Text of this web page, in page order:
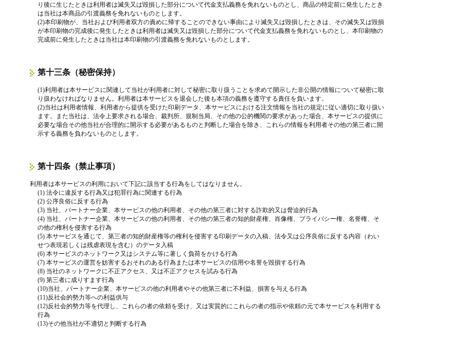
り後に生じたときは利用者は滅失又は毀損した部分について代金支払義務を免れないものとし、商品の特定前に発生したとき
は当社は本商品の引渡義務を免れないものとします。
(2)本印刷物が、当社および利用者双方の責めに帰することのできない事由により滅失又は毀損したときは、その滅失又は毀損
が本印刷物の完成後に発生したときは利用者は滅失又は毀損した部分について代金支払義務を免れないものとし、本印刷物の
完成前に発生したときは当社は本印刷物の引渡義務を免れないものとします。
第十三条（秘密保持）
(1)利用者は本サービスに関連して当社が利用者に対して秘密に取り扱うことを求めて開示した非公開の情報について秘密に取
り扱わなければなりません。利用者は本サービスを退会した後も本項の義務を遵守する責任を負います。
(2)当社は利用者情報、利用者から提供を受けた印刷データ、本サービスにおける注文情報を当社の規定に従い適切に取り扱い
ます。また当社は、法令上要求される場合、裁判所、規制当局、その他の公的機関の要求があった場合、本サービスの提供に
必要な場合その他当社が合理的に開示する必要があるものと判断した場合を除き、これらの情報を利用者その他の第三者に開
示する義務を負わないものとします。
第十四条（禁止事項）
利用者は本サービスの利用において下記に該当する行為をしてはなりません。
(1) 法令に違反する行為又は犯罪行為に関連する行為
(2) 公序良俗に反する行為
(3) 当社、パートナー企業、本サービスの他の利用者、その他の第三者に対する詐欺的又は脅迫的行為
(4) 当社、パートナー企業、本サービスの他の利用者、その他の第三者の知的財産権、肖像権、プライバシー権、名誉権、そ
の他の権利を侵害する行為
(5) 本サービスを通じて、第三者の知的財産権等の権利を侵害する印刷データの入稿、法令又は公序良俗に反する内容（わい
せつ表現若しくは残虐表現を含む）のデータ入稿
(6) 本サービスのネットワーク又はシステム等に著しく負荷をかける行為
(7) 本サービスの運営を妨害するおそれのある行為または本サービスの信用や名誉を毀損する行為
(8) 当社のネットワークに不正アクセス、又は不正アクセスを試みる行為
(9) 第三者に成りすます行為
(10)当社、パートナー企業、本サービスの他の利用者やその他第三者に不利益、損害を与える行為
(11)反社会的勢力等への利益供与
(12)反社会的勢力等を代理し、これらの者の依頼を受け、又は実質的にこれらの者の指示や依頼の元で本サービスを利用する
行為
(13)その他当社が不適切と判断する行為